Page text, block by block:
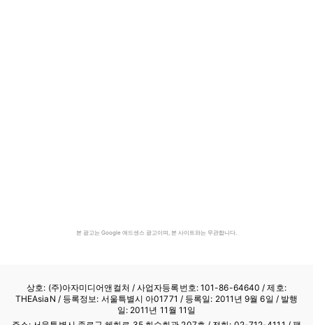
본 광고는 Google 애드센스 광고이며, 본 사이트와는 무관합니다.
상호: (주)아자미디어앤컬처 /사업자등록번호: 101-86-64640 / 제호:
THEAsiaN / 등록정보: 서울특별시 아01771 / 등록일: 2011년 9월 6일 / 발행
일: 2011년 11월 11일